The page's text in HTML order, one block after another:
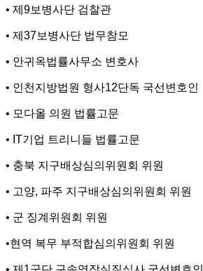
• 제9보병사단 검찰관
• 제37보병사단 법무참모
• 안귀옥법률사무소 변호사
• 인천지방법원 형사12단독 국선변호인
• 모다올 의원 법률고문
• IT기업 트리니들 법률고문
• 충북 지구배상심의위원회 위원
• 고양, 파주 지구배상심의위원회 위원
• 군 징계위원회 위원
•현역 복무 부적합심의위원회 위원